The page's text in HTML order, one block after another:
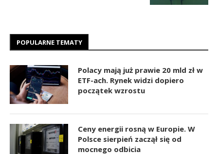
POPULARNE TEMATY
Polacy mają już prawie 20 mld zł w
ETF-ach. Rynek widzi dopiero
początek wzrostu
Ceny energii rosną w Europie. W
Polsce sierpień zaczął się od
mocnego odbicia